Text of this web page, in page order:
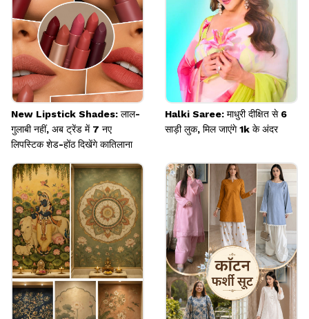
New Lipstick Shades: लाल-
गुलाबी नहीं, अब ट्रेंड में 7 नए
लिपस्टिक शेड-होंठ दिखेंगे कातिलाना
Halki Saree: माधुरी दीक्षित से 6
साड़ी लुक, मिल जाएंगे 1k के अंदर